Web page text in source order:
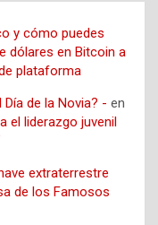
y cómo puedes
dólares en Bitcoin a
plataforma
de la Novia? - en
el liderazgo juvenil
extraterrestre
de los Famosos